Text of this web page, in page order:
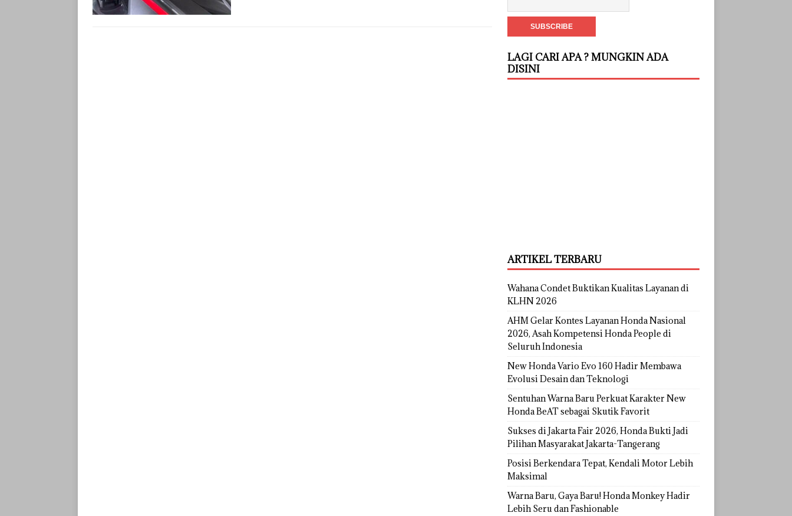
LAGI CARI APA ? MUNGKIN ADA
DISINI
ARTIKEL TERBARU
Wahana Condet Buktikan Kualitas Layanan di
KLHN 2026
AHM Gelar Kontes Layanan Honda Nasional
2026, Asah Kompetensi Honda People di
Seluruh Indonesia
New Honda Vario Evo 160 Hadir Membawa
Evolusi Desain dan Teknologi
Sentuhan Warna Baru Perkuat Karakter New
Honda BeAT sebagai Skutik Favorit
Sukses di Jakarta Fair 2026, Honda Bukti Jadi
Pilihan Masyarakat Jakarta-Tangerang
Posisi Berkendara Tepat, Kendali Motor Lebih
Maksimal
Warna Baru, Gaya Baru! Honda Monkey Hadir
Lebih Seru dan Fashionable